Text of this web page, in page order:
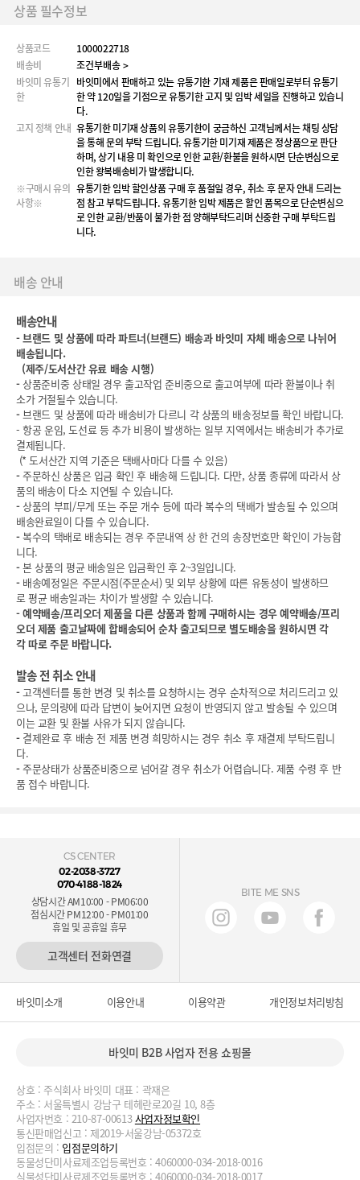
상품 필수정보
상품코드
1000022718
배송비
조건부배송 >
바잇미 유통기
한
바잇미에서 판매하고 있는 유통기한 기재 제품은 판매일로부터 유통기
한 약 120일을 기점으로 유통기한 고지 및 임박 세일을 진행하고 있습니
다.
고지 정책 안내 유통기한 미기재 상품의 유통기한이 궁금하신 고객님께서는 채팅 상담
을 통해 문의 부탁 드립니다. 유통기한 미기재 제품은 정상품으로 판단
하며, 상기 내용 미 확인으로 인한 교환/환불을 원하시면 단순변심으로
인한 왕복배송비가 발생합니다.
※구매시 유의
사항※
유통기한 임박 할인상품 구매 후 품절일 경우, 취소 후 문자 안내 드리는
점 참고 부탁드립니다. 유통기한 임박 제품은 할인 품목으로 단순변심으
로 인한 교환/반품이 불가한 점 양해부탁드리며 신중한 구매 부탁드립
니다.
배송 안내
배송안내
-브랜드 및 상품에 따라 파트너(브랜드) 배송과 바잇미 자체 배송으로 나뉘어
배송됩니다.
(제주/도서산간 유료 배송 시행)
- 상품준비중 상태일 경우 출고작업 준비중으로 출고여부에 따라 환불이나 취
소가 거절될수 있습니다.
-브랜드 및 상품에 따라 배송비가 다르니 각 상품의 배송정보를 확인 바랍니다.
- 항공 운임, 도선료 등 추가 비용이 발생하는 일부 지역에서는 배송비가 추가로
결제됩니다.
(* 도서산간 지역 기준은 택배사마다 다를 수 있음)
-주문하신 상품은 입금 확인 후 배송해 드립니다. 다만, 상품 종류에 따라서 상
품의 배송이 다소 지연될 수 있습니다.
- 상품의 부피/무게 또는 주문 개수 등에 따라 복수의 택배가 발송될 수 있으며
배송완료일이 다를 수 있습니다.
-복수의 택배로 배송되는 경우 주문내역 상 한 건의 송장번호만 확인이 가능합
니다.
-본 상품의 평균 배송일은 입금확인 후 2~3일입니다.
- 배송예정일은 주문시점(주문순서) 및 외부 상황에 따른 유동성이 발생하므
로 평균 배송일과는 차이가 발생할 수 있습니다.
-예약배송/프리오더 제품을 다른 상품과 함께 구매하시는 경우 예약배송/프리
오더 제품 출고날짜에 합배송되어 순차 출고되므로 별도배송을 원하시면 각
각 따로 주문 바랍니다.
발송 전 취소 안내
-고객센터를 통한 변경 및 취소를 요청하시는 경우 순차적으로 처리드리고 있
으나, 문의량에 따라 답변이 늦어지면 요청이 반영되지 않고 발송될 수 있으며
이는 교환 및 환불 사유가 되지 않습니다.
- 결제완료 후 배송 전 제품 변경 희망하시는 경우 취소 후 재결제 부탁드립니
다.
-주문상태가 상품준비중으로 넘어갈 경우 취소가 어렵습니다. 제품 수령 후 반
품 접수 바랍니다.
CS CENTER
02-2038-3727
070-4188-1824
상담시간 AM10:00 - PM06:00
점심시간 PM12:00 - PM01:00
휴일 및 공휴일 휴무
고객센터 전화연결
BITE ME SNS
바잇미소개 이용안내 이용약관 개인정보처리방침
바잇미 B2B 사업자 전용 쇼핑몰
상호 : 주식회사 바잇미 대표 : 곽재은
주소 : 서울특별시 강남구 테헤란로20길 10, 8층
사업자번호 : 210-87-00613사업자정보확인
통신판매업신고 : 제2019-서울강남-05372호
입점문의 : 입점문의하기
동물성단미사료제조업등록번호 : 4060000-034-2018-0016
식물성단미사료제조업등록번호 : 4060000-034-2018-0017